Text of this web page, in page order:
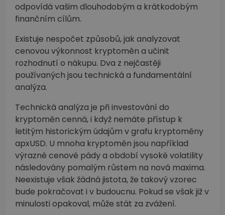
odpovídá vašim dlouhodobým a krátkodobým
finančním cílům.
Existuje nespočet způsobů, jak analyzovat
cenovou výkonnost kryptoměn a učinit
rozhodnutí o nákupu. Dva z nejčastěji
používaných jsou technická a fundamentální
analýza.
Technická analýza je při investování do
kryptoměn cenná, i když nemáte přístup k
letitým historickým údajům v grafu kryptoměny
apxUSD. U mnoha kryptoměn jsou například
výrazné cenové pády a období vysoké volatility
následovány pomalým růstem na nová maxima.
Neexistuje však žádná jistota, že takový vzorec
bude pokračovat i v budoucnu. Pokud se však již v
minulosti opakoval, může stát za zvážení.